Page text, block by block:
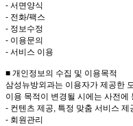
- 서면양식
- 전화/팩스
- 정보수정
- 이용문의
- 서비스 이용
■ 개인정보의 수집 및 이용목적
삼성뉴방외과는 이용자가 제공한
이용 목적이 변경될 시에는 사전에
- 컨텐츠 제공, 특정 맞춤 서비스
- 회원관리